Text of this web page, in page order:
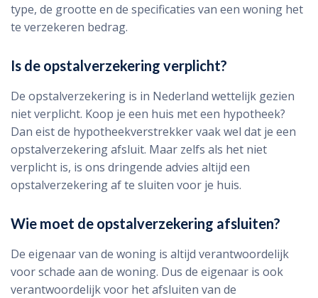
type, de grootte en de specificaties van een woning het
te verzekeren bedrag.
Is de opstalverzekering verplicht?
De opstalverzekering is in Nederland wettelijk gezien
niet verplicht. Koop je een huis met een hypotheek?
Dan eist de hypotheekverstrekker vaak wel dat je een
opstalverzekering afsluit. Maar zelfs als het niet
verplicht is, is ons dringende advies altijd een
opstalverzekering af te sluiten voor je huis.
Wie moet de opstalverzekering afsluiten?
De eigenaar van de woning is altijd verantwoordelijk
voor schade aan de woning. Dus de eigenaar is ook
verantwoordelijk voor het afsluiten van de